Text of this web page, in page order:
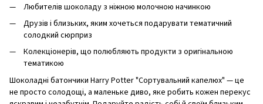
Любителів шоколаду з ніжною молочною начинкою
Друзів і близьких, яким хочеться подарувати тематичний
солодкий сюрприз
Колекціонерів, що полюбляють продукти з оригінальною
тематикою
Шоколадні батончики Harry Potter "Сортувальний капелюх" — це
не просто солодощі, а маленьке диво, яке робить кожен перекус